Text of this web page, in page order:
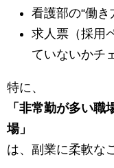
看護部の“働き
求人票（採用
ていないかチ
特に、
「非常勤が多い
場」
は、副業に柔軟な